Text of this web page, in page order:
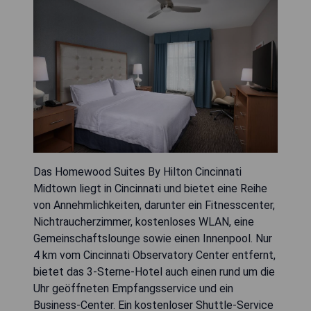
Das Homewood Suites By Hilton Cincinnati
Midtown liegt in Cincinnati und bietet eine Reihe
von Annehmlichkeiten, darunter ein Fitnesscenter,
Nichtraucherzimmer, kostenloses WLAN, eine
Gemeinschaftslounge sowie einen Innenpool. Nur
4 km vom Cincinnati Observatory Center entfernt,
bietet das 3-Sterne-Hotel auch einen rund um die
Uhr geöffneten Empfangsservice und ein
Business-Center. Ein kostenloser Shuttle-Service